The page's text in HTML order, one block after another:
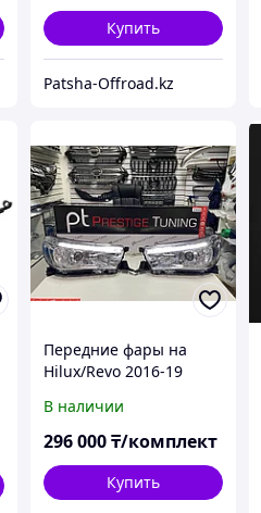
Купить
Patsha-Offroad.kz
Передние фары на
Hilux/Revo 2016-19
(Хром)
В наличии
296 000₸/комплект
Купить